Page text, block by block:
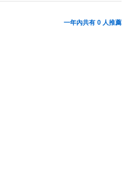
一年內共有 0 人推薦